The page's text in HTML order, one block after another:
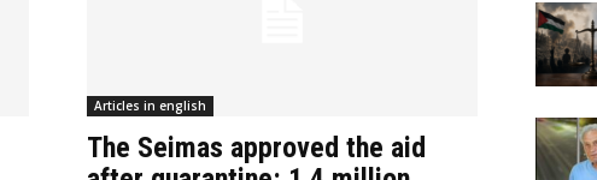
Articles in english
The Seimas approved the aid